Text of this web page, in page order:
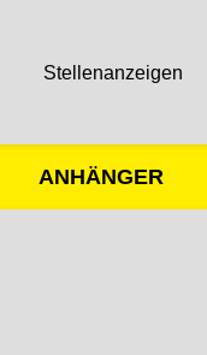
Stellenanzeigen
ANHÄNGER